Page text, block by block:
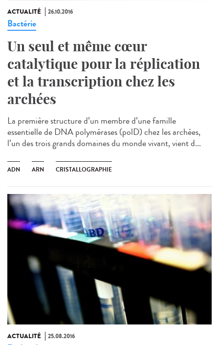
ACTUALITÉ 26.10.2016
Bactérie
Un seul et même cœur
catalytique pour la réplication
et la transcription chez les
archées
La première structure d’un membre d’une famille
essentielle de DNA polymérases (polD) chez les archées,
l’un des trois grands domaines du monde vivant, vient d...
ADN ARN CRISTALLOGRAPHIE
ACTUALITÉ 25.08.2016